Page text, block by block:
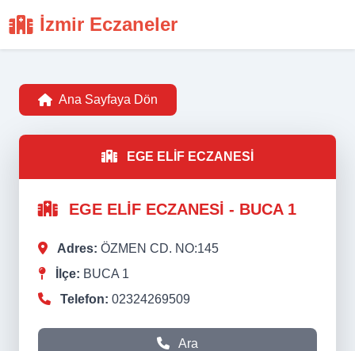
İzmir Eczaneler
Ana Sayfaya Dön
EGE ELİF ECZANESİ
EGE ELİF ECZANESİ - BUCA 1
Adres: ÖZMEN CD. NO:145
İlçe: BUCA 1
Telefon: 02324269509
Ara